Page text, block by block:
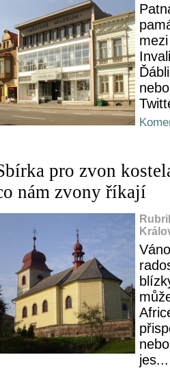
pro zvon
nám zvony říkají
jes...